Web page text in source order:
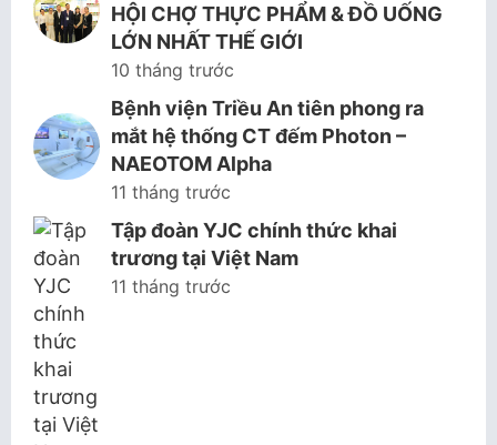
HỘI CHỢ THỰC PHẨM & ĐỒ UỐNG
LỚN NHẤT THẾ GIỚI
10 tháng trước
Bệnh viện Triều An tiên phong ra
mắt hệ thống CT đếm Photon –
NAEOTOM Alpha
11 tháng trước
Tập đoàn YJC chính thức khai
trương tại Việt Nam
11 tháng trước